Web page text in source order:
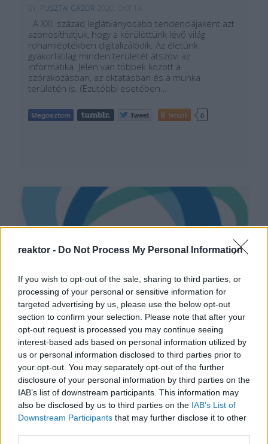
reaktor - Do Not Process My Personal Information
If you wish to opt-out of the sale, sharing to third parties, or
processing of your personal or sensitive information for
targeted advertising by us, please use the below opt-out
section to confirm your selection. Please note that after your
opt-out request is processed you may continue seeing
interest-based ads based on personal information utilized by
us or personal information disclosed to third parties prior to
your opt-out. You may separately opt-out of the further
disclosure of your personal information by third parties on the
IAB’s list of downstream participants. This information may
also be disclosed by us to third parties on the IAB’s List of
Downstream Participants that may further disclose it to other
PUSZTAI GÁBOR
A XXI. század leglátványosabb tendenciájaként azt
azonosíthatjuk, hogy a körülöttünk lévő világ
rohamléptékben digitalizálódik. Az életünk
gyakorlatilag minden területét átszövi az
informatika. Jelen van többek között a
szórakozásban, az oktatásban és a munka
területén is. (Ezutóbbi esetében…
Tetszik 0
Nemi identitás
bemondásra – a briteknél
egyelőre nem!
BY:TÓTH BÍRÓ ZSÓFIA2020. OKT 13.
Az unortodoxan konzervatív angol Unherd portált
böngészve vettem észre az olvasói levelek között,
hogy brit ügyvédek és jogtudósok egy csoportja nyílt
levelet tett közzé az Egyesült…